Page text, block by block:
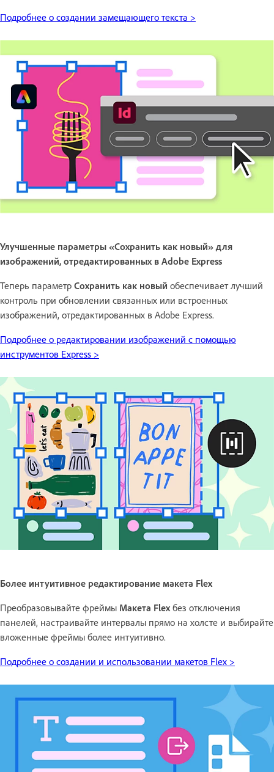
Подробнее о создании замещающего текста >
Улучшенные параметры «Сохранить как новый» для
изображений, отредактированных в Adobe Express
Теперь параметр Сохранить как новый обеспечивает лучший
контроль при обновлении связанных или встроенных
изображений, отредактированных в Adobe Express.
Подробнее о редактировании изображений с помощью
инструментов Express >
Более интуитивное редактирование макета Flex
Преобразовывайте фреймы Макета Flex без отключения
панелей, настраивайте интервалы прямо на холсте и выбирайте
вложенные фреймы более интуитивно.
Подробнее о создании и использовании макетов Flex >